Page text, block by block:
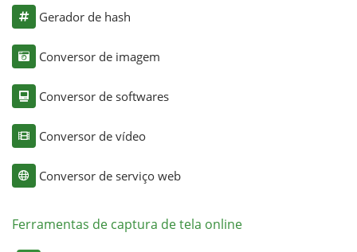
Gerador de hash
Conversor de imagem
Conversor de softwares
Conversor de vídeo
Conversor de serviço web
Ferramentas de captura de tela online